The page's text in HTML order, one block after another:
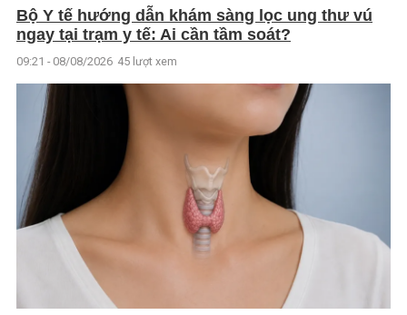
Bộ Y tế hướng dẫn khám sàng lọc ung thư vú
ngay tại trạm y tế: Ai cần tầm soát?
09:21 - 08/08/2026 45 lượt xem